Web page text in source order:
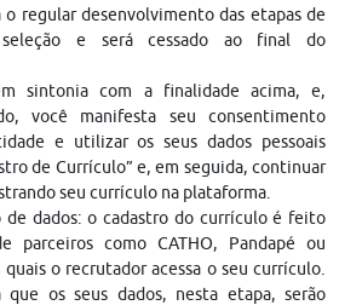
o regular desenvolvimento das etapas de
e será cessado ao final do
sintonia com a finalidade acima, e,
você manifesta seu consentimento
e utilizar os seus dados pessoais
de Currículo” e, em seguida, continuar
seu currículo na plataforma.
de dados: o cadastro do currículo é feito
parceiros como CATHO, Pandapé ou
o recrutador acessa o seu currículo.
que os seus dados, nesta etapa, serão